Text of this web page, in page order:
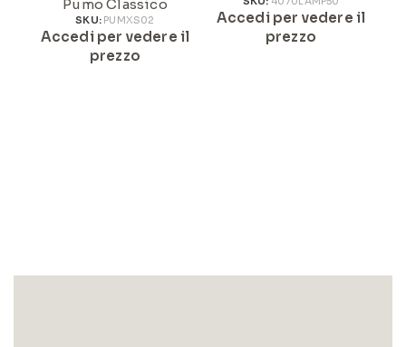
Pumo Classico
SKU: PUMXS02
Accedi per vedere il
prezzo
Accedi per vedere il
prezzo